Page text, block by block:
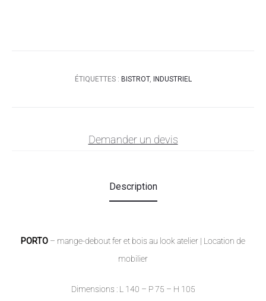
ÉTIQUETTES : BISTROT, INDUSTRIEL
Demander un devis
Description
PORTO – mange-debout fer et bois au look atelier | Location de
mobilier
Dimensions : L 140 – P 75 – H 105